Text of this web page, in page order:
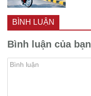
BÌNH LUẬN
Bình luận của bạn